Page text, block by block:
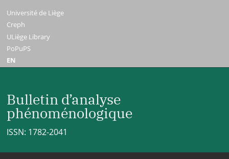
Université de Liège
Creph
ULiège Library
PoPuPS
EN
Bulletin d’analyse
phénoménologique
ISSN: 1782-2041